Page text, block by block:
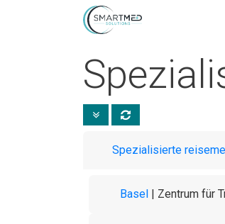
Spezialisierte
Basel | Zentrum für